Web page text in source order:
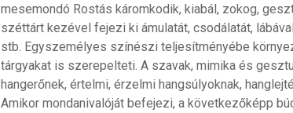
mesemondó Rostás káromkodik, kiabál, zokog,
széttárt kezével fejezi ki ámulatát, csodálatát,
stb. Egyszemélyes színészi teljesítményébe
tárgyakat is szerepelteti. A szavak, mimika és
hangerőnek, értelmi, érzelmi hangsúlyoknak,
Amikor mondanivalóját befejezi, a következőképp